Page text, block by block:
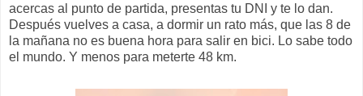
acercas al punto de partida, presentas tu DNI y te lo dan.
Después vuelves a casa, a dormir un rato más, que las 8 de
la mañana no es buena hora para salir en bici. Lo sabe todo
el mundo. Y menos para meterte 48 km.